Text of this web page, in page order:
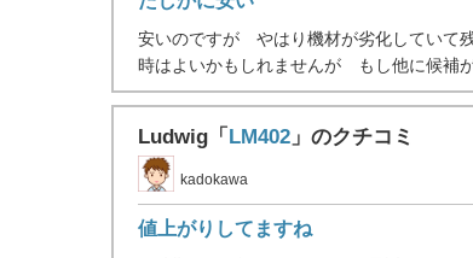
安いのですが やはり機材が劣化していて
時はよいかもしれませんが もし他に候補が
Ludwig「 LM402 」のクチコミ
kadokawa
値上がりしてますね